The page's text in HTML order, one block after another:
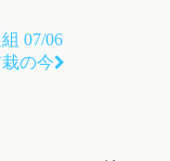
07/06
の今